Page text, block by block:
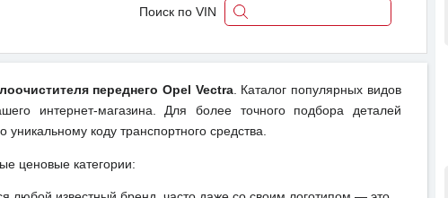
Поиск по VIN
переднего Opel Vectra. Каталог популярных видов
интернет-магазина. Для более точного подбора деталей
коду транспортного средства.
ценовые категории: